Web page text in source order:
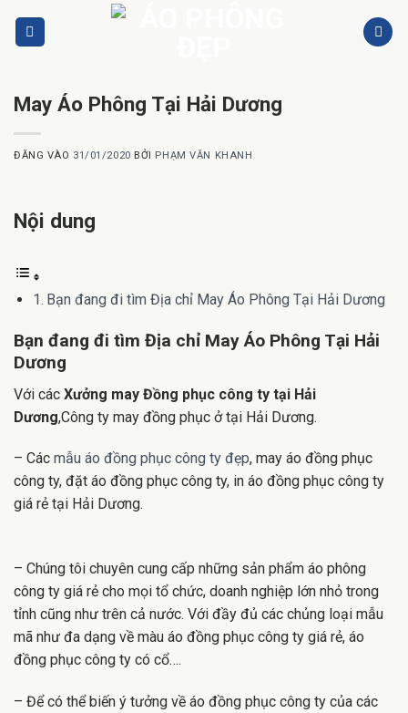
May Áo Phông Tại Hải Dương
ĐĂNG VÀO 31/01/2020 BỞI PHẠM VĂN KHANH
Nội dung
Bạn đang đi tìm Địa chỉ May Áo Phông Tại Hải Dương
Bạn đang đi tìm Địa chỉ May Áo Phông Tại Hải
Dương
Với các Xưởng may Đồng phục công ty tại Hải
Dương,Công ty may đồng phục ở tại Hải Dương.
– Các mẫu áo đồng phục công ty đẹp, may áo đồng phục
công ty, đặt áo đồng phục công ty, in áo đồng phục công ty
giá rẻ tại Hải Dương.
– Chúng tôi chuyên cung cấp những sản phẩm áo phông
công ty giá rẻ cho mọi tổ chức, doanh nghiệp lớn nhỏ trong
tỉnh cũng như trên cả nước. Với đầy đủ các chủng loại mẫu
mã như đa dạng về màu áo đồng phục công ty giá rẻ, áo
đồng phục công ty có cổ….
– Để có thể biến ý tưởng về áo đồng phục công ty của các